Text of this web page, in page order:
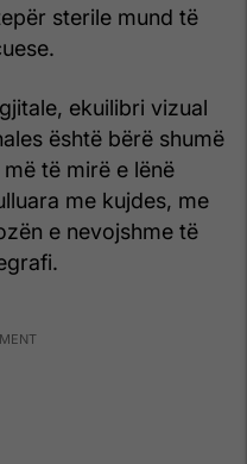
sterile mund të
ekuilibri vizual
është bërë shumë
të mirë e lënë
me kujdes, me
e nevojshme të